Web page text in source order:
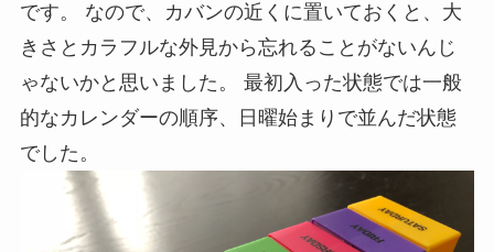
です。 なので、カバンの近くに置いておくと、大
きさとカラフルな外見から忘れることがないんじ
ゃないかと思いました。 最初入った状態では一般
的なカレンダーの順序、日曜始まりで並んだ状態
でした。